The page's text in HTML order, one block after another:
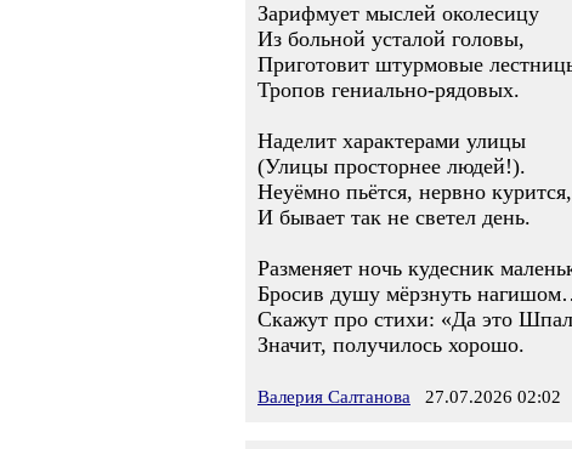
Зарифмует мыслей околесицу
Из больной усталой головы,
Приготовит штурмовые
Тропов гениально-рядовых.
Наделит характерами улицы
(Улицы просторнее людей!).
Неуёмно пьётся, нервно курится,
И бывает так не светел день.
Разменяет ночь кудесник
Бросив душу мёрзнуть
Скажут про стихи: «Да это
Значит, получилось хорошо.
Валерия Салтанова 27.07.2026 02:02